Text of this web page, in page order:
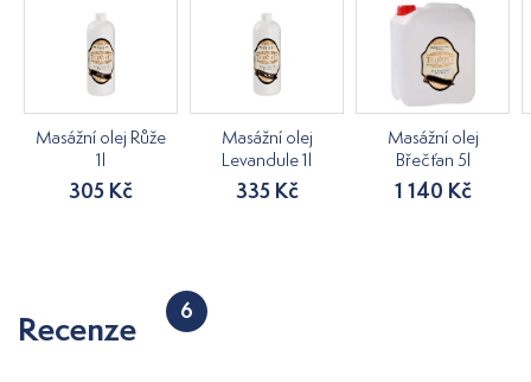
Masážní olej Růže
1l
305 Kč
Masážní olej
Levandule 1l
335 Kč
Masážní olej
Břečťan 5l
1 140 Kč
Recenze 6